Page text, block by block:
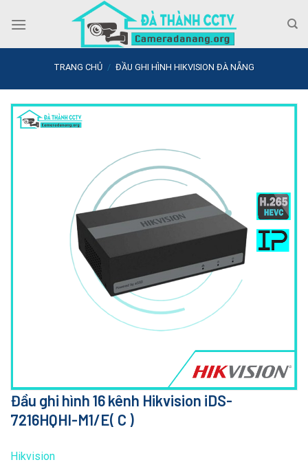
TRANG CHỦ / ĐẦU GHI HÌNH HIKVISION ĐÀ NẴNG
Đầu ghi hình 16 kênh Hikvision iDS-
7216HQHI-M1/E( C )
Hikvision